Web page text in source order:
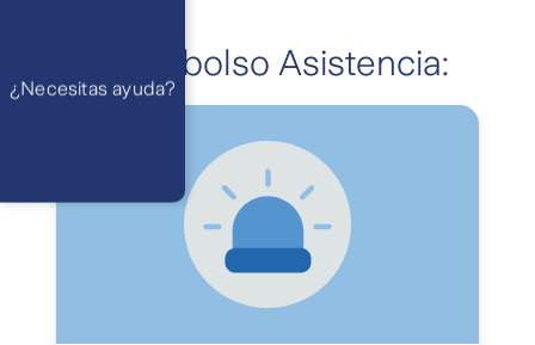
Reembolso Asistencia:
¿Necesitas ayuda?
WhatsApp
Atención 24